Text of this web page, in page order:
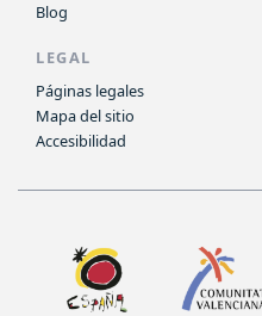
Blog
LEGAL
Páginas legales
Mapa del sitio
Accesibilidad